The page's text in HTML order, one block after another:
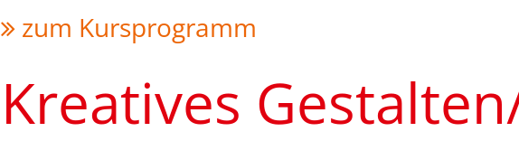
zum Kursprogramm
Kreatives